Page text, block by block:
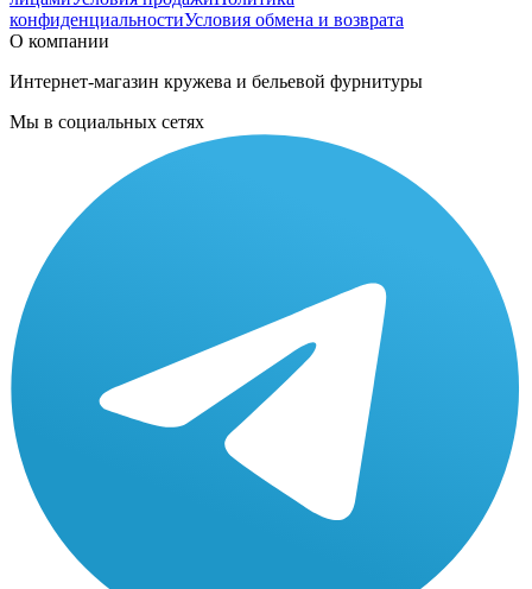
конфиденциальностиУсловия обмена и возврата
О компании
Интернет-магазин кружева и бельевой фурнитуры
Мы в социальных сетях